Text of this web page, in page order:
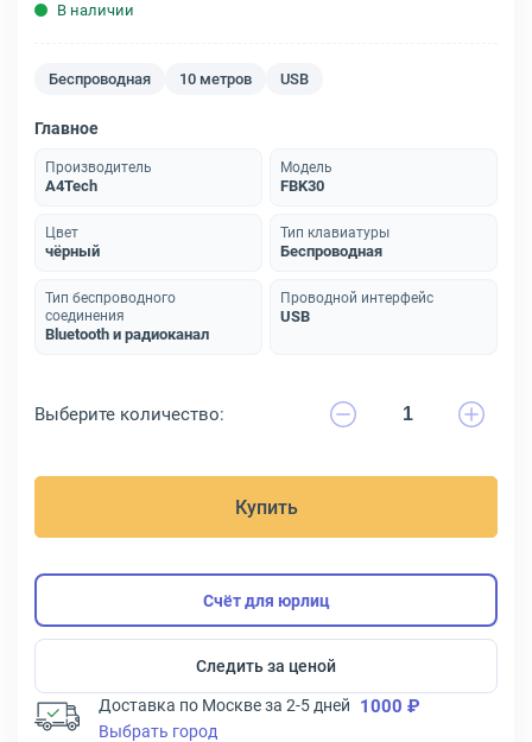
В наличии
Беспроводная 10 метров USB
Главное
Производитель
A4Tech
Модель
FBK30
Цвет
чёрный
Тип клавиатуры
Беспроводная
Тип беспроводного
соединения
Bluetooth и радиоканал
Проводной интерфейс
USB
Выберите количество:
Купить
Счёт для юрлиц
Следить за ценой
Доставка по Москве за 2-5 дней 1000 ₽
Выбрать город